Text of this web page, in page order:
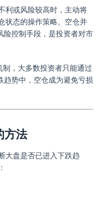
利或风险较高时，主动将
状态的操作策略。空仓并
险控制手段，是投资者对市
，大多数投资者只能通过
趋势中，空仓成为避免亏损
方法
大盘是否已进入下跌趋